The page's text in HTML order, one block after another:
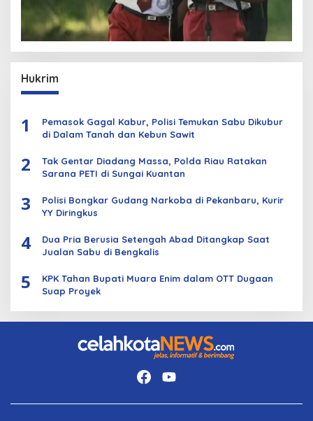
Hukrim
1
Pemasok Gagal Kabur, Polisi Temukan Sabu Dikubur
di Dalam Tanah dan Kebun Sawit
2
Tak Gentar Diadang Massa, Polda Riau Ratakan
Sarana PETI di Sungai Kuantan
3
Polisi Bongkar Gudang Narkoba di Pekanbaru, Kurir
YY Diringkus
4
Dua Pria Berusia Setengah Abad Ditangkap Saat
Jualan Sabu di Bengkalis
5
KPK Tahan Bupati Muara Enim dalam OTT Dugaan
Suap Proyek